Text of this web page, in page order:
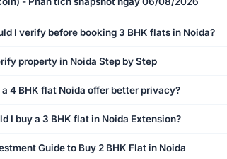
I verify before booking 3 BHK flats in Noida?
property in Noida Step by Step
a 4 BHK flat Noida offer better privacy?
I buy a 3 BHK flat in Noida Extension?
Guide to Buy 2 BHK Flat in Noida